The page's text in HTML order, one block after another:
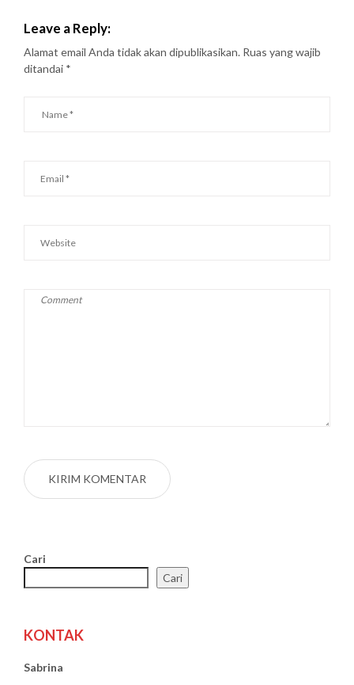
Leave a Reply:
Alamat email Anda tidak akan dipublikasikan. Ruas yang wajib
ditandai *
Cari
Cari
KONTAK
Sabrina